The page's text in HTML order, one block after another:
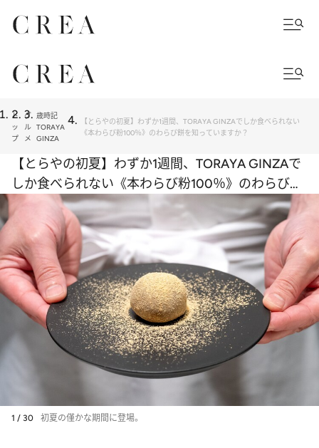
ト
ッ
プ
グ
ル
メ
歳時記
TORAYA
GINZA
【とらやの初夏】わずか1週間、TORAYA GINZAでしか食べられない
《本わらび粉100％》のわらび餅を知っていますか？
【とらやの初夏】わずか1週間、TORAYA GINZAで
しか食べられない《本わらび粉100％》のわらび餅
を知っていますか？
1 / 30 初夏の僅かな期間に登場。